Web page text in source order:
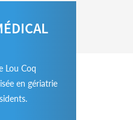
Lou Coq
en gériatrie